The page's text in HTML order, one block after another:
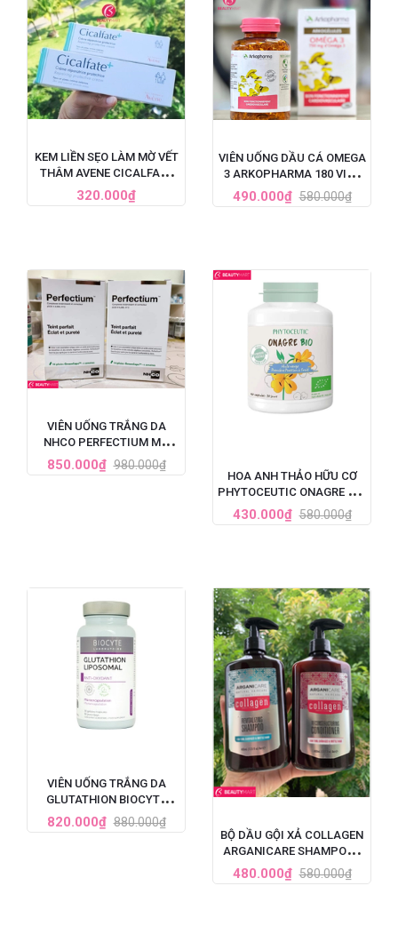
KEM LIỀN SẸO LÀM MỜ VẾT
THÂM AVENE CICALFATE
CỦA PHÁP
320.000₫
VIÊN UỐNG DẦU CÁ OMEGA
3 ARKOPHARMA 180 VIÊN
PHÁP
490.000₫ 580.000₫
VIÊN UỐNG TRẮNG DA
NHCO PERFECTIUM MỜ
THÂM, GIẢM TÀN NHANG
PHÁP HỘP 56 VIÊN
850.000₫ 980.000₫
HOA ANH THẢO HỮU CƠ
PHYTOCEUTIC ONAGRE BIO
90 VIÊN CỦA PHÁP
430.000₫ 580.000₫
VIÊN UỐNG TRẮNG DA
GLUTATHION BIOCYTE
PHÁP 30 VIÊN
820.000₫ 880.000₫
BỘ DẦU GỘI XẢ COLLAGEN
ARGANICARE SHAMPOO -
PHÁP
480.000₫ 580.000₫